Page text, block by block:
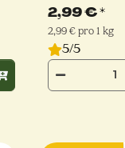
2,99 €*
2,99 € pro 1 kg
5/5